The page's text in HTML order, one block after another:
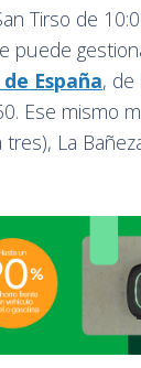
Tirso de
puede
España, de
Ese mismo
La